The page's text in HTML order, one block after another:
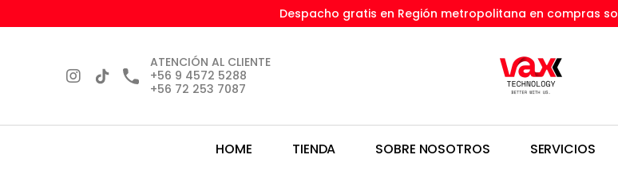
Despacho gratis en Región metropolitana en compras
ATENCIÓN AL CLIENTE
+56 9 4572 5288
+56 72 253 7087
HOME TIENDA SOBRE NOSOTROS SERVICIOS